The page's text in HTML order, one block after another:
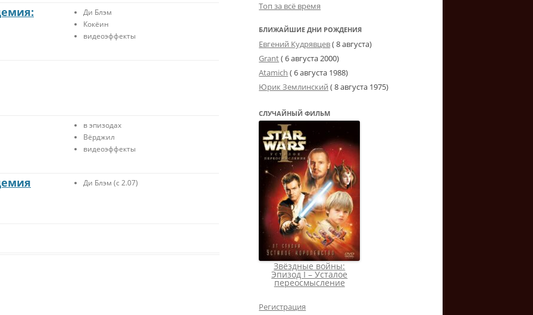
Ди Блэм
Кокёин
видеоэффекты
в эпизодах
Вёрджил
видеоэффекты
Ди Блэм (с 2.07)
Топ за всё время
БЛИЖАЙШИЕ ДНИ РОЖДЕНИЯ
Евгений Кудрявцев( 8 августа)
Grant(6 августа 2000)
Atamich (6 августа 1988)
Юрик Землинский (8 августа 1975)
СЛУЧАЙНЫЙ ФИЛЬМ
Звёздные войны:
Эпизод I – Усталое
переосмысление
Регистрация